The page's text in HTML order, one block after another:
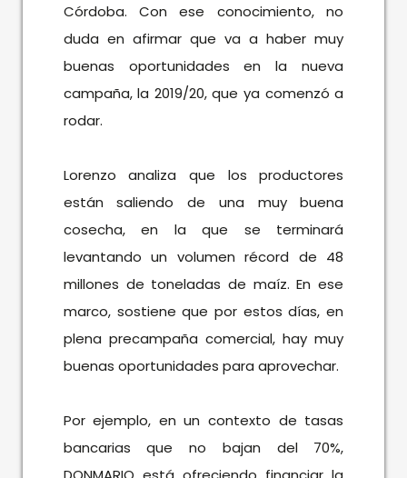
Córdoba. Con ese conocimiento, no
duda en afirmar que va a haber muy
buenas oportunidades en la nueva
campaña, la 2019/20, que ya comenzó a
rodar.
Lorenzo analiza que los productores
están saliendo de una muy buena
cosecha, en la que se terminará
levantando un volumen récord de 48
millones de toneladas de maíz. En ese
marco, sostiene que por estos días, en
plena precampaña comercial, hay muy
buenas oportunidades para aprovechar.
Por ejemplo, en un contexto de tasas
bancarias que no bajan del 70%,